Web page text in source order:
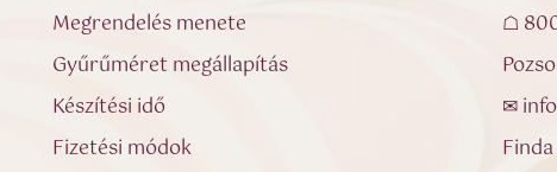
Megrendelés menete
Gyűrűméret megállapítás
Készítési idő
Fizetési módok
☖
✉